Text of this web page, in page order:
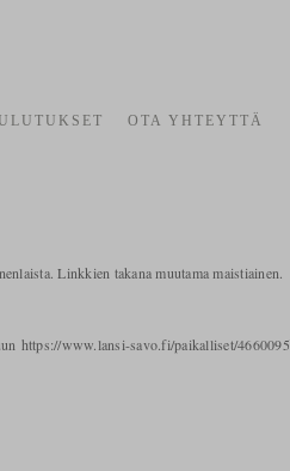
OTA YHTEYTTÄ
Linkkien takana muutama maistiainen.
https://www.lansi-savo.fi/paikalliset/4660095